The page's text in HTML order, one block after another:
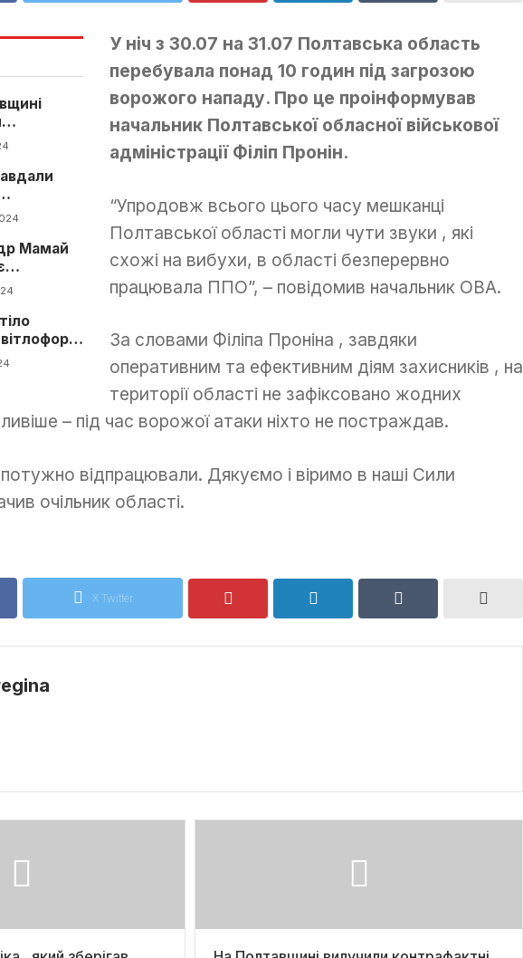
Мамай
рішення
У ніч з 30.07 на 31.07 Полтавська область
перебувала понад 10 годин під загрозою
ворожого нападу. Про це проінформував
начальник Полтавської обласної військової
адміністрації Філіп Пронін.
“Упродовж всього цього часу мешканці
Полтавської області могли чути звуки , які
схожі на вибухи, в області безперервно
працювала ППО”, – повідомив начальник ОВА.
За словами Філіпа Проніна , завдяки
оперативним та ефективним діям захисників , на
території області не зафіксовано жодних
– під час ворожої атаки ніхто не постраждав.
відпрацювали. Дякуємо і віримо в наші Сили
очільник області.
X Twitter